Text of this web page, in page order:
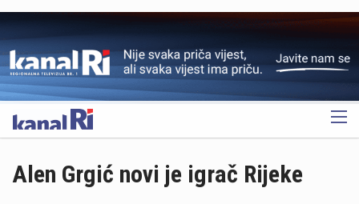
OGLAS
Alen Grgić novi je igrač Rijeke